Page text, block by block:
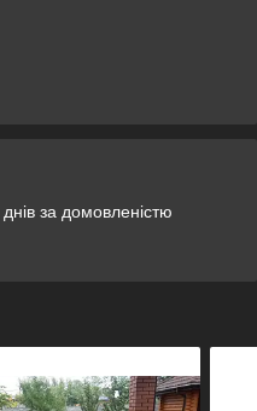
за домовленістю